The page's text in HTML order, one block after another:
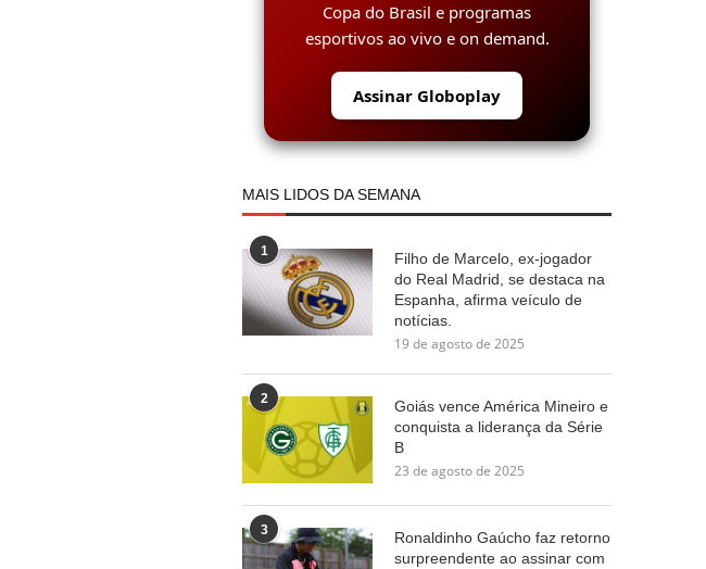
Copa do Brasil e programas
esportivos ao vivo e on demand.
Assinar Globoplay
MAIS LIDOS DA SEMANA
1
Filho de Marcelo, ex-jogador
do Real Madrid, se destaca na
Espanha, afirma veículo de
notícias.
19 de agosto de 2025
2
Goiás vence América Mineiro e
conquista a liderança da Série
B
23 de agosto de 2025
3
Ronaldinho Gaúcho faz retorno
surpreendente ao assinar com